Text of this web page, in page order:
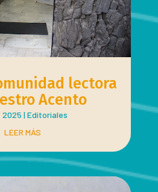
lectora
Acento
2025 | Editoriales
LEER MÁS